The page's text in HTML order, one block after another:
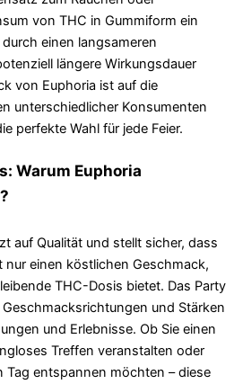
von THC in Gummiform ein
einen langsameren
längere Wirkungsdauer
von Euphoria ist auf die
unterschiedlicher Konsumenten
perfekte Wahl für jede Feier.
Warum Euphoria
auf Qualität und stellt sicher, dass
nur einen köstlichen Geschmack,
THC-Dosis bietet. Das Party
und Stärken
und Erlebnisse. Ob Sie einen
Treffen veranstalten oder
Tag entspannen möchten – diese